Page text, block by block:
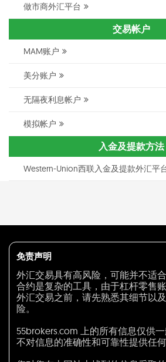
做市商外汇平台
交易帐户
MAM账户
美分账户
无隔夜利息帐户
模拟帐户
入金及提款方法
Western-Union西联入金及提款外汇平
免责声明
外汇交易具有高风险，可能并不适
合约是复杂的工具，由于杠杆零售
外汇交易之前，请先熟悉其细节以
险。
55brokers.com 上的所有信息仅供
不对信息的准确性和可靠性提供任